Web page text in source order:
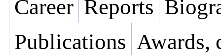
Career Reports
Publications Awards,